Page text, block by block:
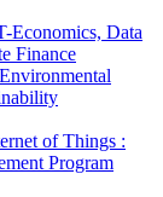
Economics, Data
Finance
of Things :
Program